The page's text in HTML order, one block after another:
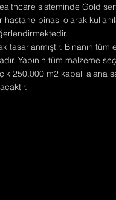
sisteminde Gold
binası olarak
Binanın
Yapının tüm malzeme
250.000 m2 kapalı alana